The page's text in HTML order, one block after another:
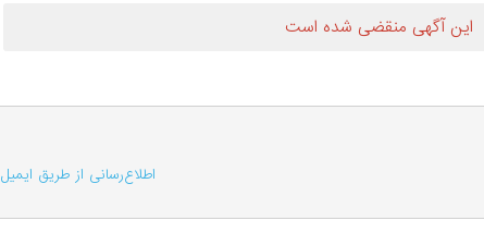
این آگهی منقضی شده است
اطلاع‌رسانی از طریق ایمیل